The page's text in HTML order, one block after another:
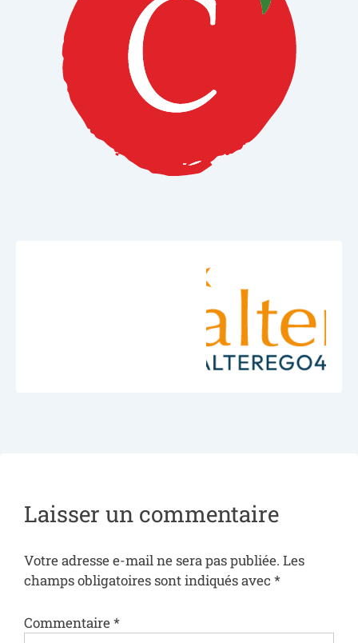
Laisser un commentaire
Votre adresse e-mail ne sera pas publiée. Les
champs obligatoires sont indiqués avec *
Commentaire*